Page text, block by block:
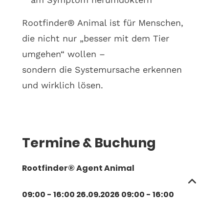
Rootfinder® Animal ist für Menschen,
die nicht nur „besser mit dem Tier
umgehen“ wollen –
sondern die Systemursache erkennen
und wirklich lösen.
Termine & Buchung
Rootfinder® Agent Animal
09:00 - 16:00 26.09.2026 09:00 - 16:00